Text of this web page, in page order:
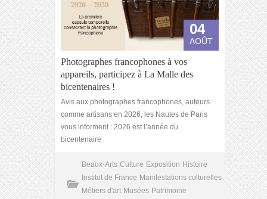
04
AOÛT
Photographes francophones à vos
appareils, participez à La Malle des
bicentenaires !
Avis aux photographes francophones, auteurs
comme artisans en 2026, les Nautes de Paris
vous informent : 2026 est l’année du
bicentenaire
Beaux-Arts Culture Exposition Histoire
Institut de France Manifestations culturelles
Métiers d'art Musées Patrimoine